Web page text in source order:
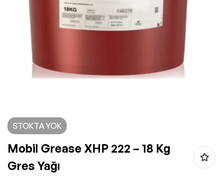
STOKTA YOK
Mobil Grease XHP 222 – 18 Kg
Gres Yağı